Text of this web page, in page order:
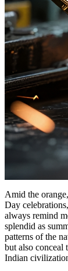
Amid the
Day
always remind
splendid as
patterns of the
but also conceal
Indian